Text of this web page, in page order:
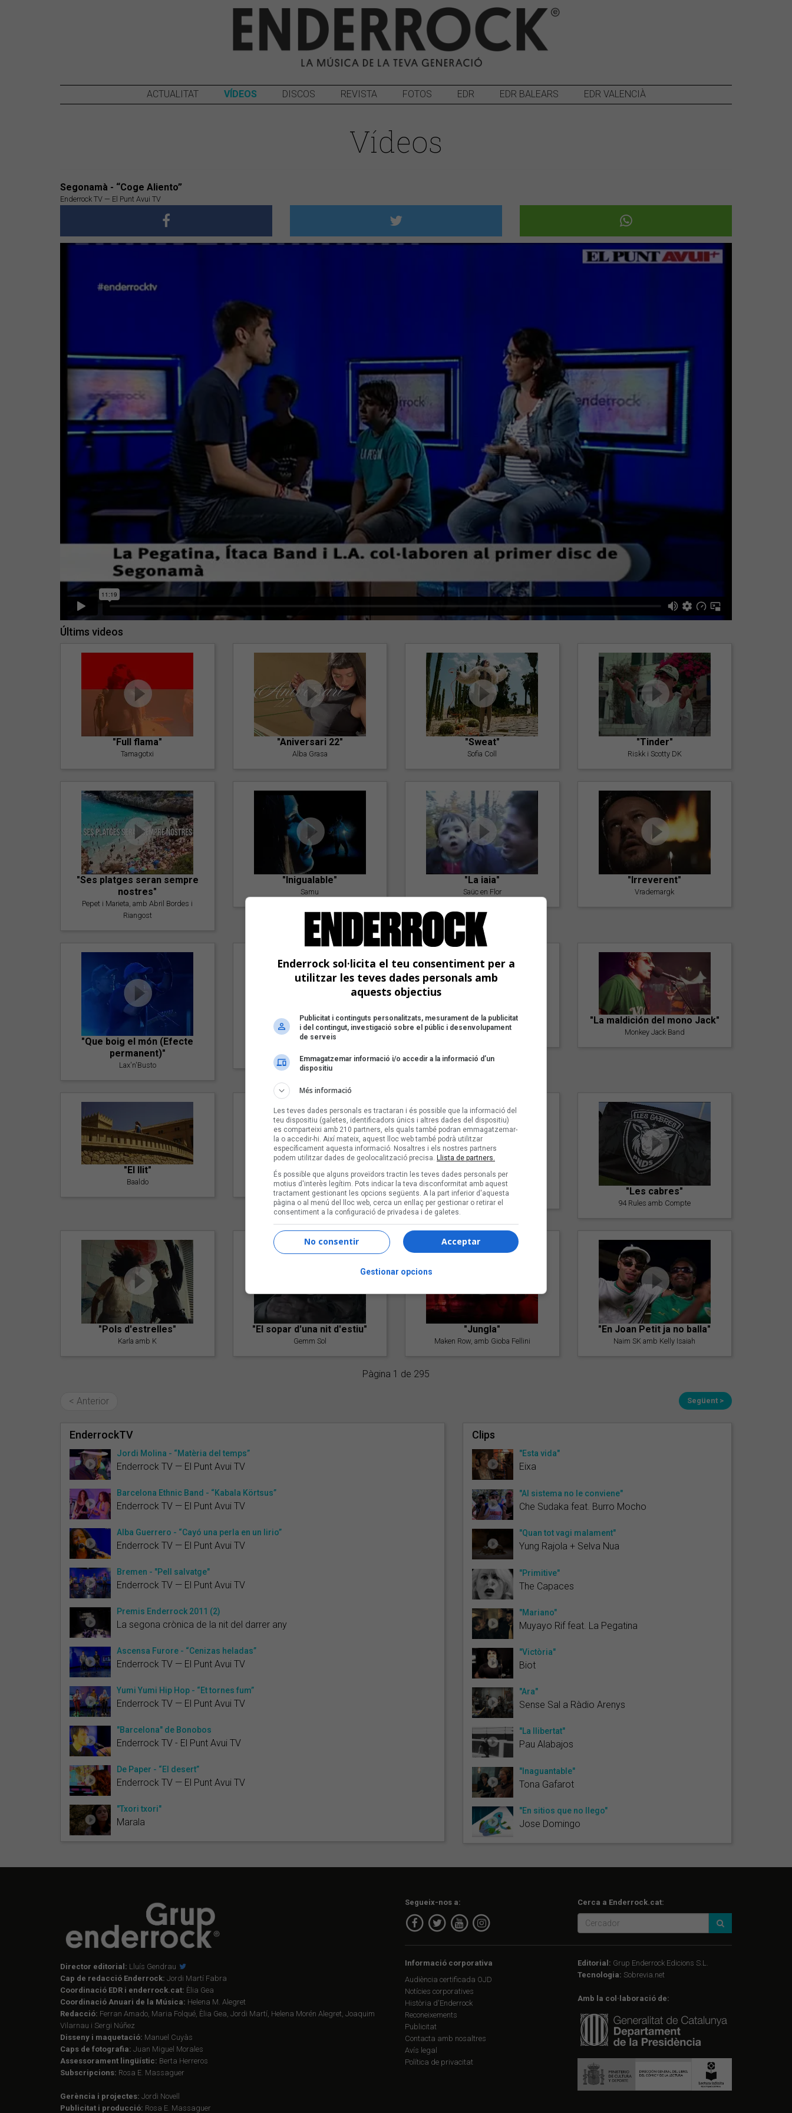
ACTUALITAT VÍDEOS DISCOS REVISTA FOTOS EDR EDR BALEARS EDR VALENCIÀ
Vídeos
Segonamà - “Coge Aliento”
Enderrock TV — El Punt Avui TV
Últims videos
"Full flama"
Tamagotxi
"Aniversari 22"
Alba Grasa
"Sweat"
Sofia Coll
"Tinder"
Riskk i Scotty DK
"Ses platges seran sempre
nostres"
Pepet i Marieta, amb Abril Bordes i
Riangost
"Inigualable"
Samu
"La iaia"
Saüc en Flor
"Irreverent"
Vrademargk
"Que boig el món (Efecte
permanent)"
Lax'n'Busto
"Amb tu"
"Postlude To A Kiss"
Goran Levi
"La maldición del mono Jack"
Monkey Jack Band
"El llit"
Baaldo
"Lo bueno y lo malo"
Carmen y María
"Posidònia"
Pep Álvarez amb Joan Muntaner
(Xanguito)
"Les cabres"
94 Rules amb Compte
"Pols d'estrelles"
Karla amb K
"El sopar d'una nit d'estiu"
Gemm Sol
"Jungla"
Maken Row, amb Gioba Fellini
"En Joan Petit ja no balla"
Naim SK amb Kelly Isaiah
Pàgina 1 de 295
< Anterior Següent >
EnderrockTV
Jordi Molina - “Matèria del temps”
Enderrock TV — El Punt Avui TV
Barcelona Ethnic Band - “Kabala Körtsus”
Enderrock TV — El Punt Avui TV
Alba Guerrero - “Cayó una perla en un lirio”
Enderrock TV — El Punt Avui TV
Bremen - "Pell salvatge"
Enderrock TV — El Punt Avui TV
Premis Enderrock 2011 (2)
La segona crònica de la nit del darrer any
Ascensa Furore - “Cenizas heladas”
Enderrock TV — El Punt Avui TV
Yumi Yumi Hip Hop - “Et tornes fum”
Enderrock TV — El Punt Avui TV
"Barcelona" de Bonobos
Enderrock TV - El Punt Avui TV
De Paper - “El desert”
Enderrock TV — El Punt Avui TV
"Txori txori"
Marala
Clips
"Esta vida"
Eixa
"Al sistema no le conviene"
Che Sudaka feat. Burro Mocho
"Quan tot vagi malament"
Yung Rajola + Selva Nua
"Primitive"
The Capaces
"Mariano"
Muyayo Rif feat. La Pegatina
"Victòria"
Biot
"Ara"
Sense Sal a Ràdio Arenys
"La llibertat"
Pau Alabajos
"Inaguantable"
Tona Gafarot
"En sitios que no llego"
Jose Domingo
Director editorial: Lluís Gendrau
Cap de redacció Enderrock: Jordi Martí Fabra
Coordinació EDR i enderrock.cat: Èlia Gea
Coordinació Anuari de la Música: Helena M. Alegret
Redacció: Ferran Amado, Maria Folqué, Èlia Gea, Jordi Martí, Helena Morén Alegret, Joaquim
Vilarnau i Sergi Núñez
Disseny i maquetació: Manuel Cuyàs
Caps de fotografia: Juan Miguel Morales
Assessorament lingüístic: Berta Herreros
Subscripcions: Rosa E. Massaguer
Gerència i projectes: Jordi Novell
Publicitat i producció: Rosa E. Massaguer
Segueix-nos a: Cerca a Enderrock.cat:
Informació corporativa
Audiència certificada OJD
Notícies corporatives
Història d'Enderrock
Reconeixements
Publicitat
Contacta amb nosaltres
Avís legal
Política de privacitat
Editorial: Grup Enderrock Edicions S.L.
Tecnologia: Sobrevia.net
Amb la col·laboració de:
Enderrock sol·licita el teu consentiment per a
utilitzar les teves dades personals amb
aquests objectius
Publicitat i continguts personalitzats, mesurament de la publicitat
i del contingut, investigació sobre el públic i desenvolupament
de serveis
Emmagatzemar informació i/o accedir a la informació d’un
dispositiu
Més informació
Les teves dades personals es tractaran i és possible que la informació del
teu dispositiu (galetes, identificadors únics i altres dades del dispositiu)
es comparteixi amb 210 partners, els quals també podran emmagatzemar-
la o accedir-hi. Així mateix, aquest lloc web també podrà utilitzar
específicament aquesta informació. Nosaltres i els nostres partners
podem utilitzar dades de geolocalització precisa. Llista de partners.
És possible que alguns proveïdors tractin les teves dades personals per
motius d'interès legítim. Pots indicar la teva disconformitat amb aquest
tractament gestionant les opcions següents. A la part inferior d'aquesta
pàgina o al menú del lloc web, cerca un enllaç per gestionar o retirar el
consentiment a la configuració de privadesa i de galetes.
Acceptar
No consentir
Gestionar opcions